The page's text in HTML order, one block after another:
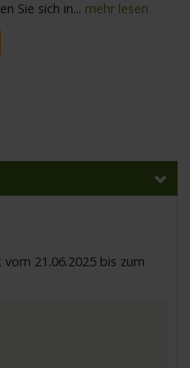
Sie sich in... mehr lesen
21.06.2025 bis zum